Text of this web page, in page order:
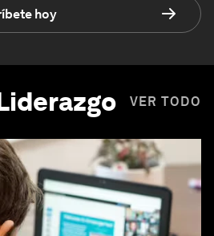
hoy
VER TODO